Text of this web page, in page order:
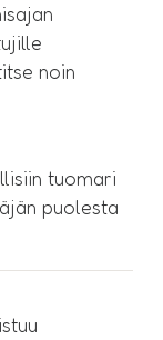
noin
tuomari
puolesta